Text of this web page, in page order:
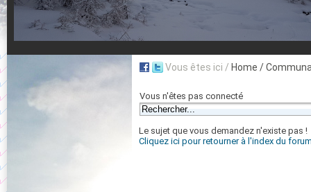
Vous êtes ici / Home /
Vous n'êtes pas connecté
Le sujet que vous demandez n'existe pas !
Cliquez ici pour retourner à l'index du